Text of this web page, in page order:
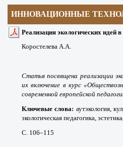
ИННОВАЦИОННЫЕ
Реализация экологических идей в
Коростелева А.А.
Статья посвящена реализации
их включение в курс
современной европейской
Ключевые слова: аутэкология,
экологическая педагогика,
С. 106–115